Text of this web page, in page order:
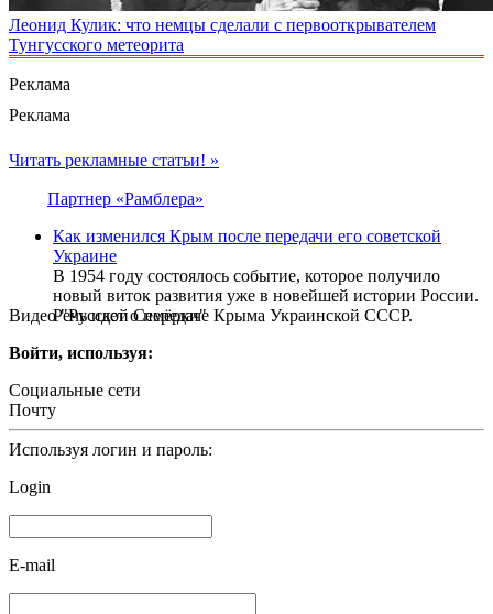
Леонид Кулик: что немцы сделали с первооткрывателем
Тунгусского метеорита
Реклама
Реклама
Видео "Русской Семёрки"
Читать рекламные статьи! »
Партнер «Рамблера»
Как изменился Крым после передачи его советской
Украине
В 1954 году состоялось событие, которое получило
новый виток развития уже в новейшей истории России.
Речь идет о передаче Крыма Украинской СССР.
Войти, используя:
Социальные сети
Почту
Используя логин и пароль:
Login
E-mail